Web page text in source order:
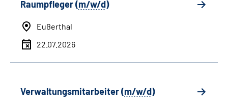
Raumpfleger (m/w/d)
Eußerthal
22.07.2026
Verwaltungsmitarbeiter (m/w/d)